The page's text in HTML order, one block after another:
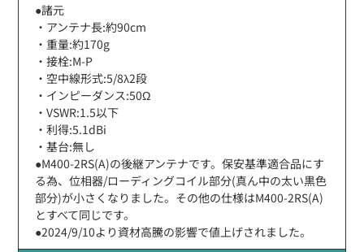
●諸元
・アンテナ長:約90cm
・重量:約170g
・接栓:M-P
・空中線形式:5/8λ2段
・インピーダンス:50Ω
・VSWR:1.5以下
・利得:5.1dBi
・基台:無し
●M400-2RS(A)の後継アンテナです。保安基準適合品にす
る為、位相器/ローディングコイル部分(真ん中の太い黒色
部分)が小さくなりました。その他の仕様はM400-2RS(A)
とすべて同じです。
●2024/9/10より資材高騰の影響で値上げされました。